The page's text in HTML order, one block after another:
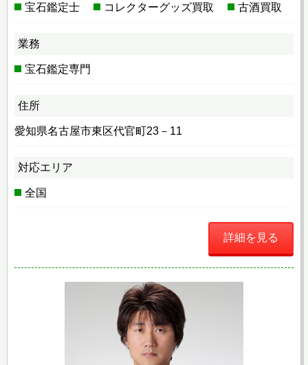
宝石鑑定士
コレクターグッズ買取 古酒買取
業務
宝石鑑定専門
住所
愛知県名古屋市東区代官町23－11
対応エリア
全国
詳細を見る